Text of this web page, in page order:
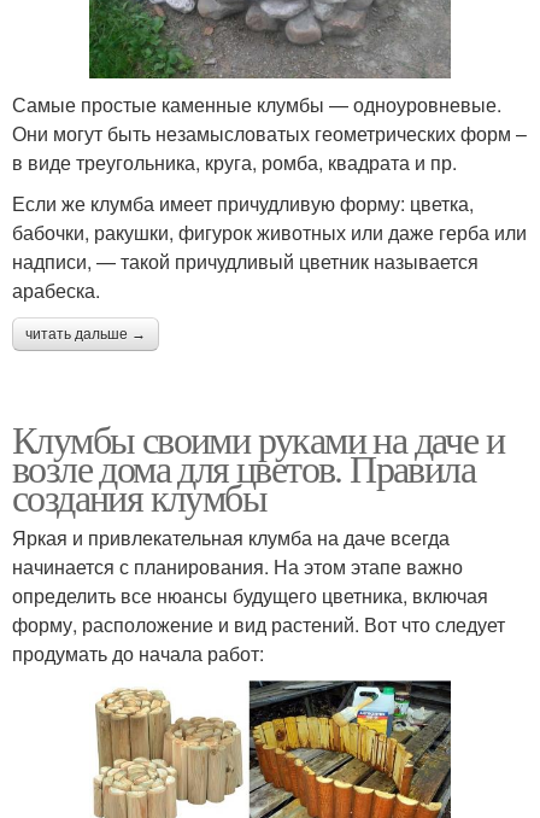
Самые простые каменные клумбы — одноуровневые.
Они могут быть незамысловатых геометрических форм –
в виде треугольника, круга, ромба, квадрата и пр.
Если же клумба имеет причудливую форму: цветка,
бабочки, ракушки, фигурок животных или даже герба или
надписи, — такой причудливый цветник называется
арабеска.
читать дальше →
Клумбы своими руками на даче и
возле дома для цветов. Правила
создания клумбы
Яркая и привлекательная клумба на даче всегда
начинается с планирования. На этом этапе важно
определить все нюансы будущего цветника, включая
форму, расположение и вид растений. Вот что следует
продумать до начала работ: